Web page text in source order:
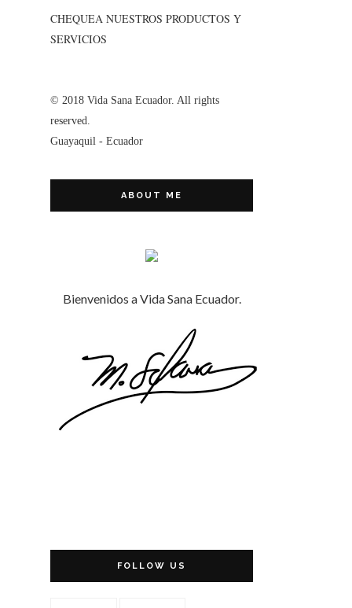
CHEQUEA NUESTROS PRODUCTOS Y
SERVICIOS
© 2018 Vida Sana Ecuador. All rights
reserved.
Guayaquil - Ecuador
ABOUT ME
Bienvenidos a Vida Sana Ecuador.
FOLLOW US